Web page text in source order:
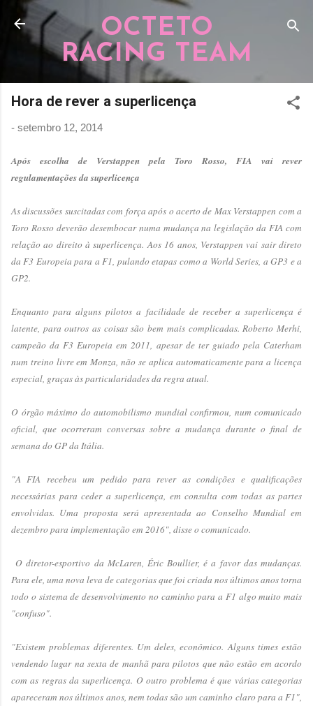
Pular para o conteúdo principal
OCTETO
RACING TEAM
Hora de rever a superlicença
- setembro 12, 2014
Após escolha de Verstappen pela Toro Rosso, FIA vai rever
regulamentações da superlicença
As discussões suscitadas com força após o acerto de Max Verstappen com a
Toro Rosso deverão desembocar numa mudança na legislação da FIA com
relação ao direito à superlicença. Aos 16 anos, Verstappen vai sair direto
da F3 Europeia para a F1, pulando etapas como a World Series, a GP3 e a
GP2.
Enquanto para alguns pilotos a facilidade de receber a superlicença é
latente, para outros as coisas são bem mais complicadas. Roberto Merhi,
campeão da F3 Europeia em 2011, apesar de ter guiado pela Caterham
num treino livre em Monza, não se aplica automaticamente para a licença
especial, graças às particularidades da regra atual.
O órgão máximo do automobilismo mundial confirmou, num comunicado
oficial, que ocorreram conversas sobre a mudança durante o final de
semana do GP da Itália.
"A FIA recebeu um pedido para rever as condições e qualificações
necessárias para ceder a superlicença, em consulta com todas as partes
envolvidas. Uma proposta será apresentada ao Conselho Mundial em
dezembro para implementação em 2016", disse o comunicado.
O diretor-esportivo da McLaren, Éric Boullier, é a favor das mudanças.
Para ele, uma nova leva de categorias que foi criada nos últimos anos torna
todo o sistema de desenvolvimento no caminho para a F1 algo muito mais
"confuso".
"Existem problemas diferentes. Um deles, econômico. Alguns times estão
vendendo lugar na sexta de manhã para pilotos que não estão em acordo
com as regras da superlicença. O outro problema é que várias categorias
apareceram nos últimos anos, nem todas são um caminho claro para a F1",